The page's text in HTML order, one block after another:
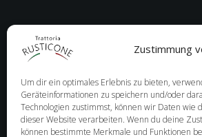
Zustimmung
Um dir ein optimales Erlebnis zu bieten,
Geräteinformationen zu speichern und/oder
Technologien zustimmst, können wir Daten wie
dieser Website verarbeiten. Wenn du deine
können bestimmte Merkmale und Funktionen